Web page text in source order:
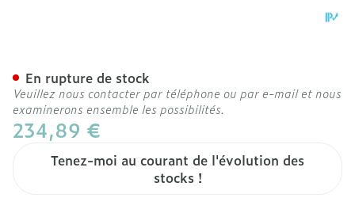
234,89 €
Tenez-moi au courant de l'évolution des
stocks !
En rupture de stock
Veuillez nous contacter par téléphone ou par e-mail et nous
examinerons ensemble les possibilités.